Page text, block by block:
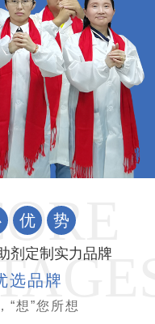
优 势
剂定制实力品牌
选品牌
想”您所想